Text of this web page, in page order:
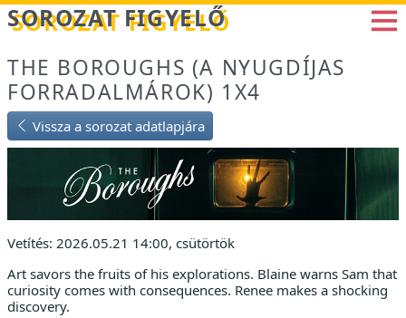
Betöltés...
SOROZAT FIGYELŐ
THE BOROUGHS (A NYUGDÍJAS
FORRADALMÁROK) 1X4
Vissza a sorozat adatlapjára
Vetítés: 2026.05.21 14:00, csütörtök
Art savors the fruits of his explorations. Blaine warns Sam that
curiosity comes with consequences. Renee makes a shocking
discovery.